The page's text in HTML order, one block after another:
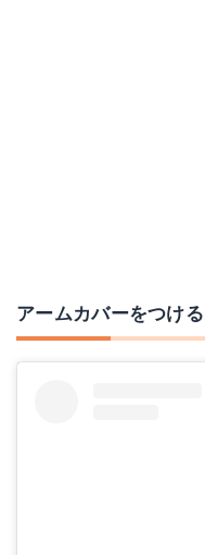
アームカバーをつけ